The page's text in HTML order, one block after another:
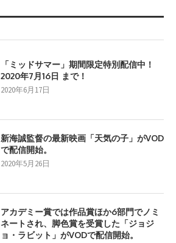
「ミッドサマー」期間限定特別配信中！
2020年7月16日 まで！
2020年6月17日
新海誠監督の最新映画「天気の子」がVOD
で配信開始。
2020年5月26日
アカデミー賞では作品賞ほか6部門でノミ
ネートされ、脚色賞を受賞した「ジョジ
ョ・ラビット」がVODで配信開始。